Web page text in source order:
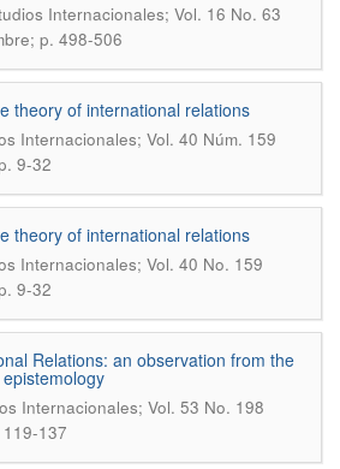
Internacionales; Vol. 16 No. 63
p. 498-506
theory of international relations
Internacionales; Vol. 40 Núm. 159
9-32
theory of international relations
Internacionales; Vol. 40 No. 159
9-32
Relations: an observation from the
Internacionales; Vol. 53 No. 198
137